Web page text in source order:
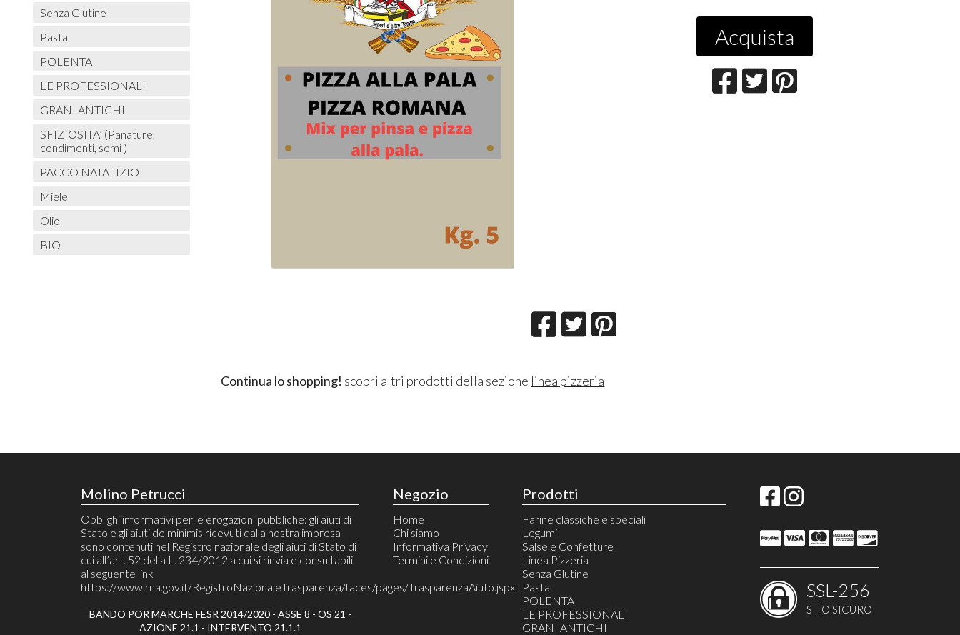
Acquista
Continua lo shopping! scopri altri prodotti della sezione linea pizzeria
Senza Glutine
Pasta
POLENTA
LE PROFESSIONALI
GRANI ANTICHI
SFIZIOSITA’ (Panature,
condimenti, semi )
PACCO NATALIZIO
Miele
Olio
BIO
Molino Petrucci
Obblighi informativi per le erogazioni pubbliche: gli aiuti di
Stato e gli aiuti de minimis ricevuti dalla nostra impresa
sono contenuti nel Registro nazionale degli aiuti di Stato di
cui all’art. 52 della L. 234/2012 a cui si rinvia e consultabili
al seguente link
https://www.rna.gov.it/RegistroNazionaleTrasparenza/faces/pages/TrasparenzaAiuto.jspx
BANDO POR MARCHE FESR 2014/2020 - ASSE 8 - OS 21 -
AZIONE 21.1 - INTERVENTO 21.1.1
Negozio
Home
Chi siamo
Informativa Privacy
Termini e Condizioni
Prodotti
Farine classiche e speciali
Legumi
Salse e Confetture
Linea Pizzeria
Senza Glutine
Pasta
POLENTA
LE PROFESSIONALI
GRANI ANTICHI
SSL-256
SITO SICURO